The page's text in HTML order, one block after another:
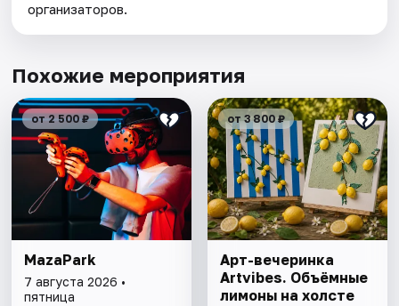
организаторов.
Похожие мероприятия
от 2 500 ₽
MazaPark
7 августа 2026 •
пятница
от 3 800 ₽
Арт-вечеринка
Artvibes. Объёмные
лимоны на холсте